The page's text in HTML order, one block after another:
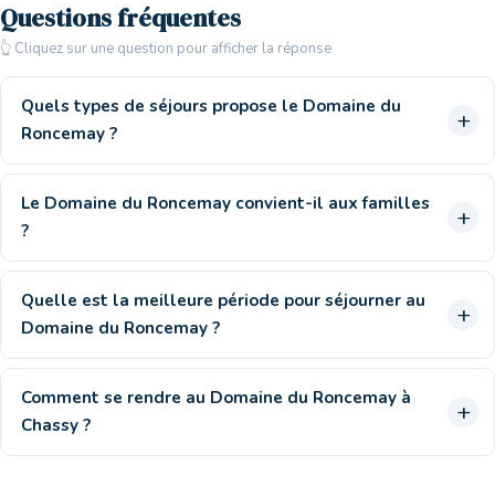
Questions fréquentes
👆 Cliquez sur une question pour afficher la réponse
Quels types de séjours propose le Domaine du
Roncemay ?
Le Domaine du Roncemay convient-il aux familles
?
Quelle est la meilleure période pour séjourner au
Domaine du Roncemay ?
Comment se rendre au Domaine du Roncemay à
Chassy ?